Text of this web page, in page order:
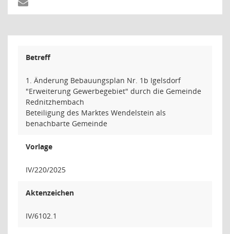
Betreff
1. Änderung Bebauungsplan Nr. 1b Igelsdorf
"Erweiterung Gewerbegebiet" durch die Gemeinde
Rednitzhembach
Beteiligung des Marktes Wendelstein als
benachbarte Gemeinde
Vorlage
IV/220/2025
Aktenzeichen
IV/6102.1